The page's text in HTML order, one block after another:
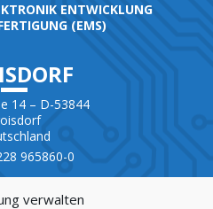
verwalten
ENTWICKLUNG
(EMS)
14 – D-53844
965860-0